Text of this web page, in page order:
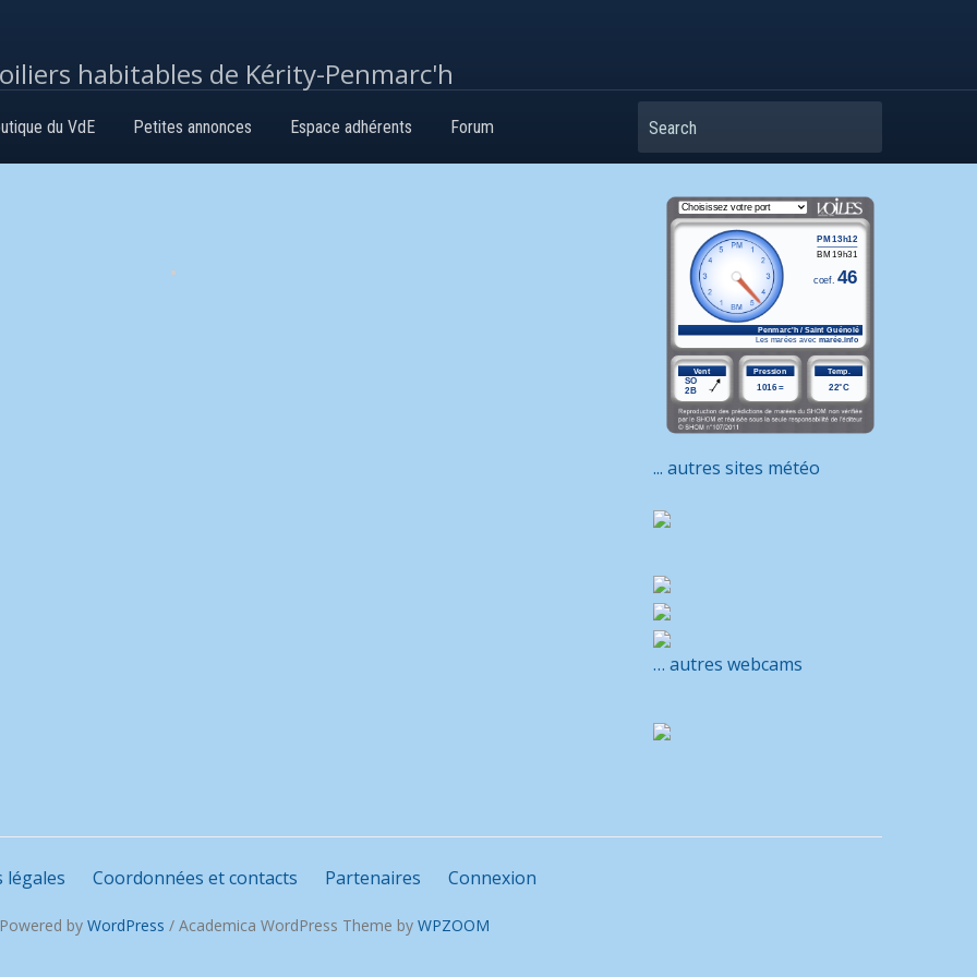
habitables de Kérity-Penmarc'h
du VdE Petites annonces Espace adhérents Forum Search
... autres sites météo
… autres webcams
légales Coordonnées et contacts Partenaires Connexion
Powered by WordPress / Academica WordPress Theme by WPZOOM